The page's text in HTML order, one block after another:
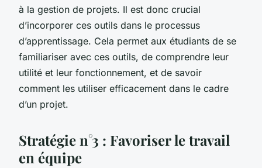
à la gestion de projets. Il est donc crucial
d’incorporer ces outils dans le processus
d’apprentissage. Cela permet aux étudiants de se
familiariser avec ces outils, de comprendre leur
utilité et leur fonctionnement, et de savoir
comment les utiliser efficacement dans le cadre
d’un projet.
Stratégie n°3 : Favoriser le travail
en équipe